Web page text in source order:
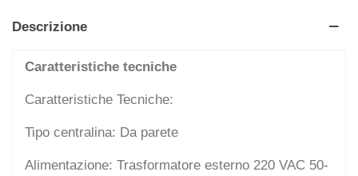
Descrizione
Caratteristiche tecniche
Caratteristiche Tecniche:
Tipo centralina: Da parete
Alimentazione: Trasformatore esterno 220 VAC 50-